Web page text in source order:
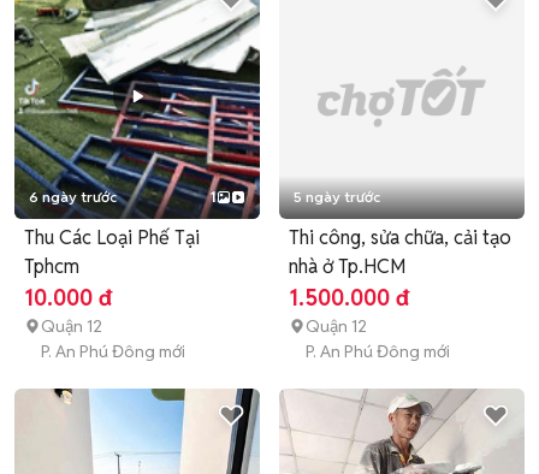
6 ngày trước 1
Thu Các Loại Phế Tại
Tphcm
10.000 đ
Quận 12
P. An Phú Đông mới
5 ngày trước
Thi công, sửa chữa, cải tạo
nhà ở Tp.HCM
1.500.000 đ
Quận 12
P. An Phú Đông mới